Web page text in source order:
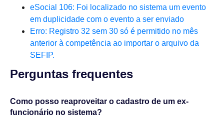
eSocial 106: Foi localizado no sistema um evento
em duplicidade com o evento a ser enviado
Erro: Registro 32 sem 30 só é permitido no mês
anterior à competência ao importar o arquivo da
SEFIP.
Perguntas frequentes​
Como posso reaproveitar o cadastro de um ex-
funcionário no sistema?